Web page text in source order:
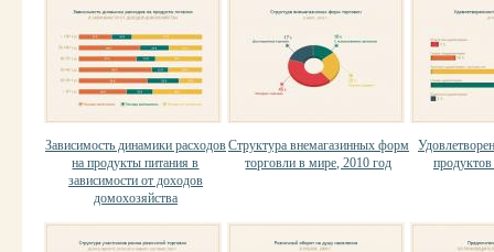
Зависимость динамики расходов
на продукты питания в
зависимости от доходов
домохозяйства
Структура внемагазинных форм
торговли в мире, 2010 год